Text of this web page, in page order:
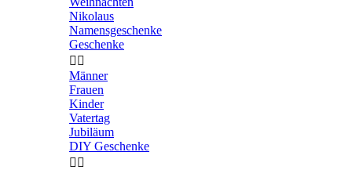
Nikolaus
Namensgeschenke
Geschenke
 
Männer
Frauen
Kinder
Vatertag
Jubiläum
DIY Geschenke
 